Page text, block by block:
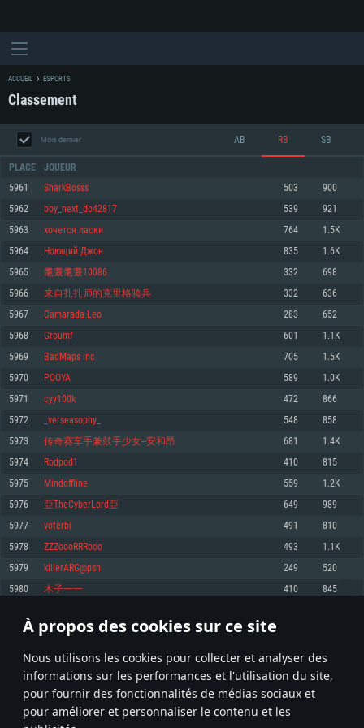
À propos des cookies sur ce site
Nous utilisons les cookies pour collecter et analyser des
informations sur les performances et l'utilisation du site,
pour fournir des fonctionnalités de médias sociaux et
pour améliorer et personnaliser le contenu et les
CONFIGURATION SYSTÈME REQUISE
Minimum
OS: Windows 10 (64 bit)
Processeur: Dual-Core 2.2 GHz
Mémoire: 4 GB
Carte graphique supportant DirectX 11: AMD Radeon 77XX / NVIDIA
GeForce GTX 660. La résolution minimale supportée par le jeu est de 720p
Connection: Connexion Internet à haut débit
Disque dur: 23.1 Go (client minimal)
Recommandée
1060 et plus, Radeon RX 570 et plus.
Disque dur: 75.9 Go (client complet)
Minimum
OS: Mac OS Big Sur 11.0 ou plus récent
Processeur: Core i5, minimum 2.2GHz (Les processeurs Intel Xeon ne sont
pas supportés)
Mémoire: 6 GB
Carte graphique: Intel Iris Pro 5200 (Mac), ou analogue AMD/Nvidia. La
résolution minimale supportée par le jeu est de 720p.
Connection: Connexion Internet à haut débit
Disque dur: 62,2 Go (client minimal)
Recommandée
OS: Mac OS Big Sur 11.0 ou plus récent
Processeur: Core i7 (Les processeurs Intel Xeon ne sont pas supportés)
Mémoire: 8 GB
Carte graphique: Radeon Vega II ou plus avec support de Metal
Disque dur: 62,2 Go (client complet)
Minimum
OS: Les configurations Linux 64 bits les plus modernes
Processeur: Dual-Core 2.4 GHz
Mémoire: 4 GB
Carte graphique: NVIDIA 660 avec les derniers drivers (moins de 6 mois) /
de même pour AMD (La résolution minimale supportée par le jeu est de
720p)
Connection: Connexion Internet à haut débit
Disque dur: 62,2 Go (client minimal)
Recommandée
OS: Ubuntu 20.04 64bit
Processeur: Intel Core i7
Mémoire: 8 GB
Carte graphique: NVIDIA 1060 avec les derniers drivers (moins de 6 mois) /
6 mois et supportant Vulkan
Connection: Connexion Internet à haut débit
Disque dur: 60,2 Go (client complet)
ACCUEIL ESPORTS
Classement
Mois dernier AB RB SB
PLACE JOUEUR
5961 SharkBosss 503 900
5962 boy_next_do42817 539 921
5963 хочется ласки 764 1.5K
5964 Ноющий Джон 835 1.6K
5965 耄耋耄耋10086 332 698
5966 来自扎扎师的克里格骑兵 332 636
5967 Camarada Leo 283 652
5968 Groumf 601 1.1K
5969 BadMaps inc 705 1.5K
5970 POOYA 589 1.0K
5971 cyy100k 472 866
5972 _verseasophy_ 548 858
5973 传奇赛车手兼鼓手少女--安和昂 681 1.4K
5974 Rodpod1 410 815
5975 Mindoffline 559 1.2K
5976 亞TheCyberLord亞 649 989
5977 voterbi 491 810
5978 ZZZoooRRRooo 493 1.1K
5979 killerARG@psn 249 520
5980 木子一一 410 845
* Classement mis à jour quotidiennement
298 299 300 399